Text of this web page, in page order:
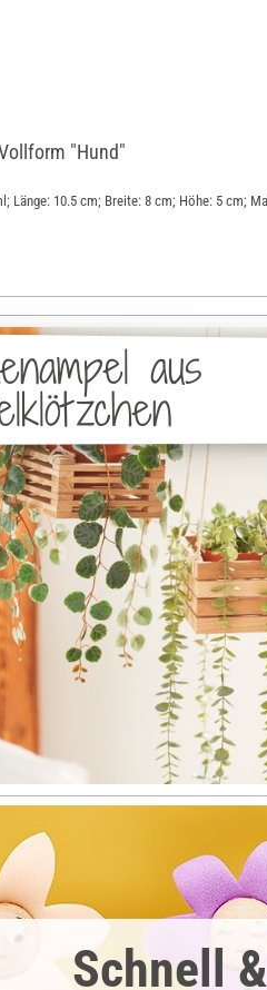
"Hund"
Länge: 10.5 cm; Breite: 8 cm; Höhe: 5 cm;
aus
Schnell